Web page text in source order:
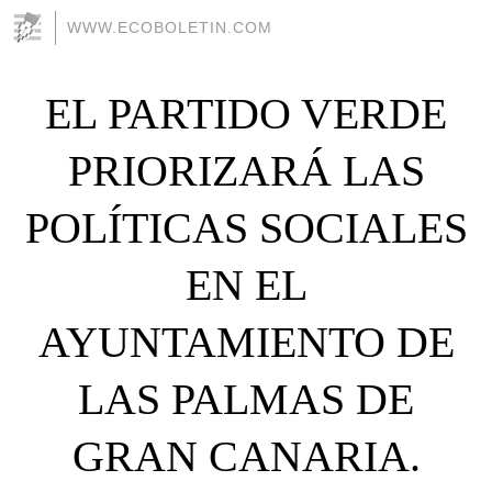
WWW.ECOBOLETIN.COM
EL PARTIDO VERDE
PRIORIZARÁ LAS
POLÍTICAS SOCIALES
EN EL
AYUNTAMIENTO DE
LAS PALMAS DE
GRAN CANARIA.